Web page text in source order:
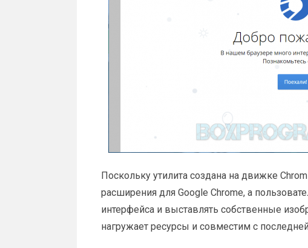
Поскольку утилита создана на движке
расширения для Google Chrome, а
интерфейса и выставлять собственные
нагружает ресурсы и совместим с